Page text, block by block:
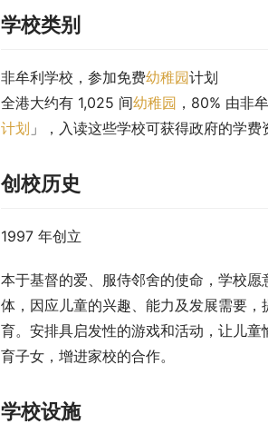
学校类别
非牟利学校，参加免费幼稚园计划
全港大约有 1,025 间幼稚园 ，80% 由非
计划 」，入读这些学校可获得政府的学费
创校历史
1997 年创立
本于基督的爱、服侍邻舍的使命，学校
体，因应儿童的兴趣、能力及发展需要
育。安排具启发性的游戏和活动，让儿
育子女，增进家校的合作。
学校设施